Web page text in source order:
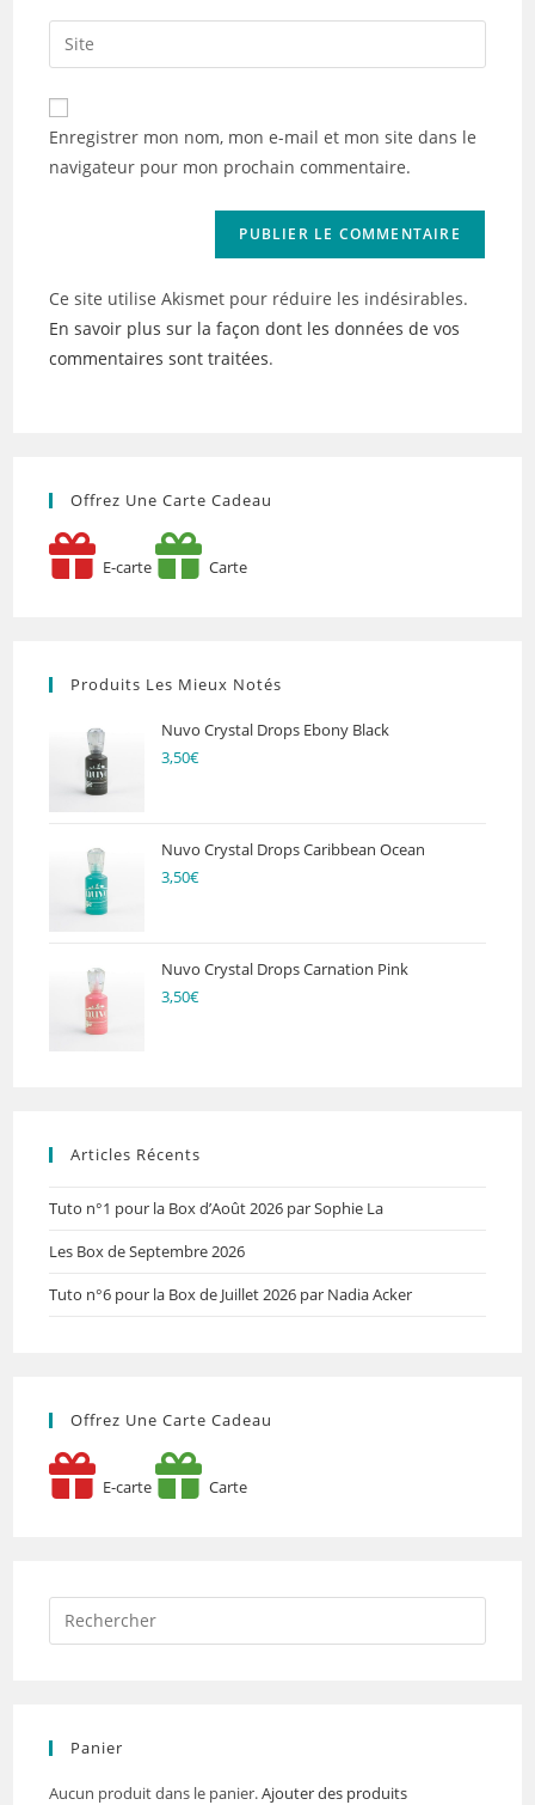
comment
email
address
comment
Saisir
l’URL
de
votre
(facultatif)
Enregistrer mon nom, mon e-mail et mon site dans le
navigateur pour mon prochain commentaire.
Ce site utilise Akismet pour réduire les indésirables.
En savoir plus sur la façon dont les données de vos
commentaires sont traitées.
Offrez Une Carte Cadeau
E-carte Carte
Produits Les Mieux Notés
Nuvo Crystal Drops Ebony Black
3,50€
Nuvo Crystal Drops Caribbean Ocean
3,50€
Nuvo Crystal Drops Carnation Pink
3,50€
Articles Récents
Tuto n°1 pour la Box d’Août 2026 par Sophie La
Les Box de Septembre 2026
Tuto n°6 pour la Box de Juillet 2026 par Nadia Acker
Offrez Une Carte Cadeau
E-carte Carte
Panier
Aucun produit dans le panier.Ajouter des produits